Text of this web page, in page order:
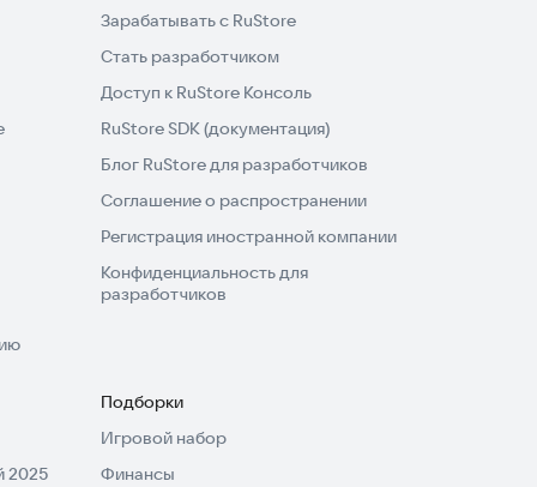
Зарабатывать с RuStore
Стать разработчиком
Доступ к RuStore Консоль
RuStore SDK (документация)
Блог RuStore для разработчиков
Соглашение о распространении
Регистрация иностранной компании
Конфиденциальность для
разработчиков
2025
Подборки
Игровой набор
Финансы